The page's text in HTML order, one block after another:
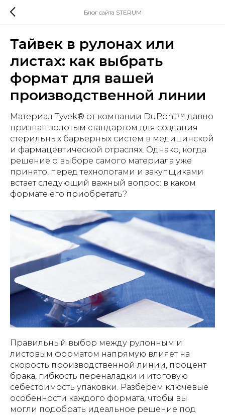
Блог сайта STERUM
Тайвек в рулонах или
листах: как выбрать
формат для вашей
производственной линии
Материал Tyvek® от компании DuPont™ давно
признан золотым стандартом для создания
стерильных барьерных систем в медицинской
и фармацевтической отраслях. Однако, когда
решение о выборе самого материала уже
принято, перед технологами и закупщиками
встает следующий важный вопрос: в каком
формате его приобретать?
Правильный выбор между рулонным и
листовым форматом напрямую влияет на
скорость производственной линии, процент
брака, гибкость переналадки и итоговую
себестоимость упаковки. Разберем ключевые
особенности каждого формата, чтобы вы
могли подобрать идеальное решение под